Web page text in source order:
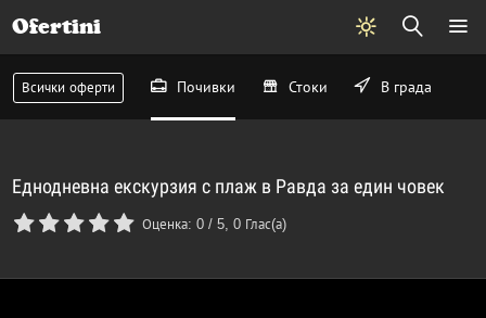
Ofertini
Всички оферти Почивки Стоки В града
Еднодневна екскурзия с плаж в Равда за един човек
Оценка:0 /5,0 Глас(а)